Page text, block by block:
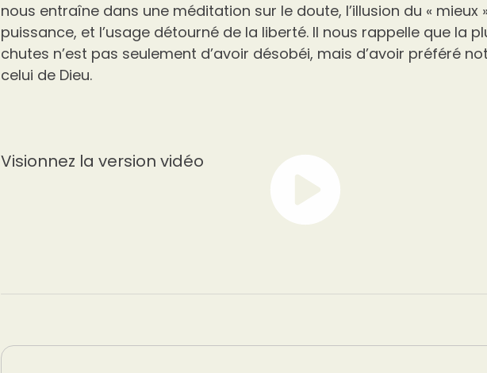
nous entraîne dans une méditation sur le doute, l’illusion du « mieux
puissance, et l’usage détourné de la liberté. Il nous rappelle que la
chutes n’est pas seulement d’avoir désobéi, mais d’avoir préféré
celui de Dieu.
Visionnez la version vidéo